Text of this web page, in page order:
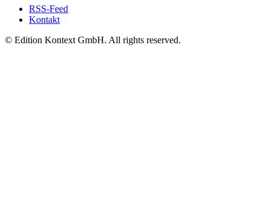
RSS-Feed
Kontakt
© Edition Kontext GmbH. All rights reserved.